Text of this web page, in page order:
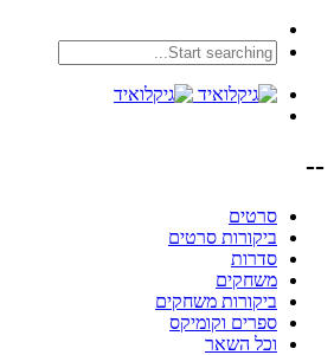
--
סרטים
ביקורות סרטים
סדרות
משחקים
ביקורות משחקים
ספרים וקומיקס
וכל השאר